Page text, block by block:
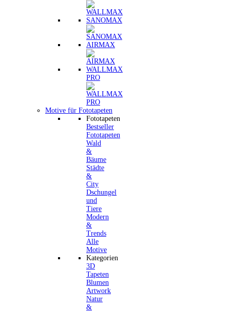
SANOMAX
AIRMAX
WALLMAX
PRO
Motive für Fototapeten
Fototapeten
Bestseller
Fototapeten
Wald
&
Bäume
Städte
&
City
Dschungel
und
Tiere
Modern
&
Trends
Alle
Motive
Kategorien
3D
Tapeten
Blumen
Artwork
Natur
&